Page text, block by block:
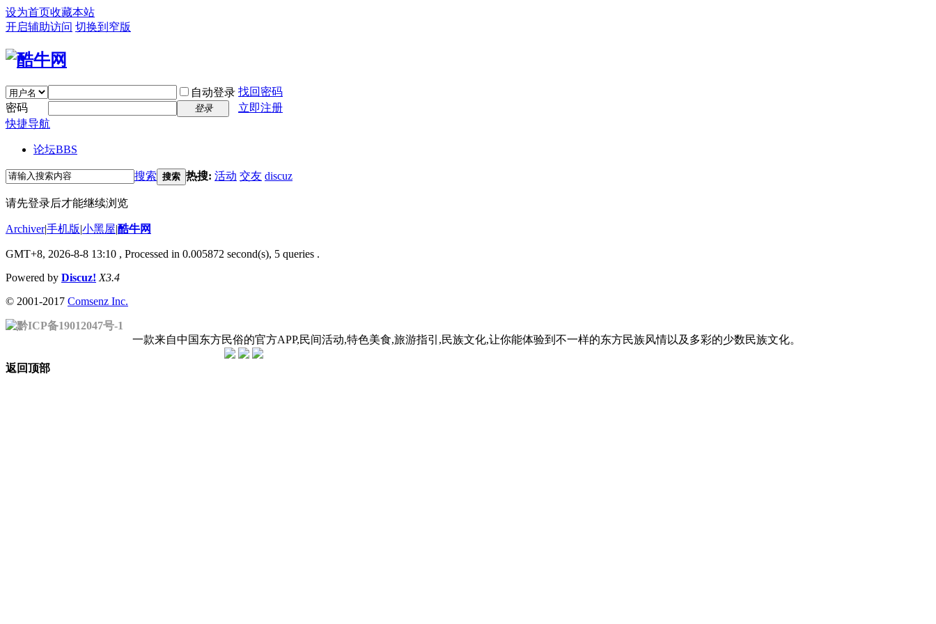
设为首页收藏本站
开启辅助访问 切换到窄版
自动登录 找回密码
密码
登录
立即注册
快捷导航
论坛BBS
搜索 搜索 热搜: 活动 交友 discuz
请先登录后才能继续浏览
Archiver|手机版|小黑屋|酷牛网
GMT+8, 2026-8-8 13:10 , Processed in 0.005872 second(s), 5 queries .
Powered by Discuz! X3.4
© 2001-2017 Comsenz Inc.
黔ICP备19012047号-1
一款来自中国东方民俗的官方APP,民间活动,特色美食,旅游指引,民族文化,让你能体验到不一样的东方民族风情以及多彩的少数民族文化。
返回顶部